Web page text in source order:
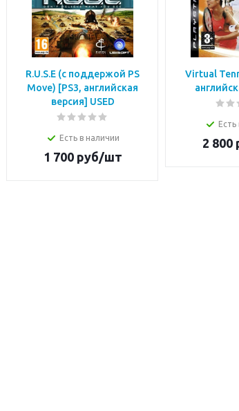
R.U.S.E (с поддержой PS
Move) [PS3, английская
версия] USED
Есть в наличии
1 700руб/шт
Virtual
Есть
2 800